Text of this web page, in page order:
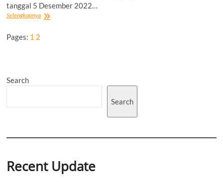
tanggal 5 Desember 2022…
SelengkapnyaJimbaran
Maupun
Widiatmika
Pages: 1 2
Search
Search
Recent Update